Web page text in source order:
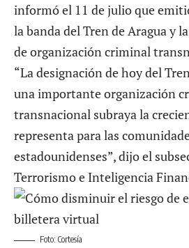
informó el 11 de julio que
la banda del Tren de Aragua y
de organización criminal
“La designación de hoy del
una importante organización
transnacional subraya la
representa para las
estadounidenses”, dijo el
Terrorismo e Inteligencia
Foto: Cortesía